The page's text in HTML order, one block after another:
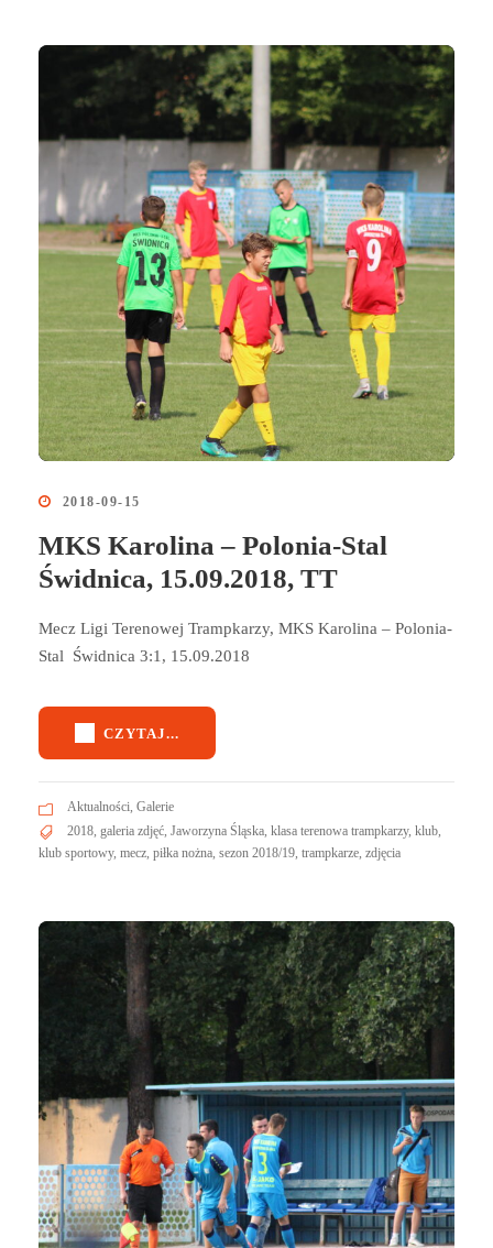
2018-09-15
MKS Karolina – Polonia-Stal
Świdnica, 15.09.2018, TT
Mecz Ligi Terenowej Trampkarzy, MKS Karolina – Polonia-
Stal Świdnica 3:1, 15.09.2018
CZYTAJ...
Aktualności, Galerie
2018, galeria zdjęć, Jaworzyna Śląska, klasa terenowa trampkarzy, klub,
klub sportowy, mecz, piłka nożna, sezon 2018/19, trampkarze, zdjęcia